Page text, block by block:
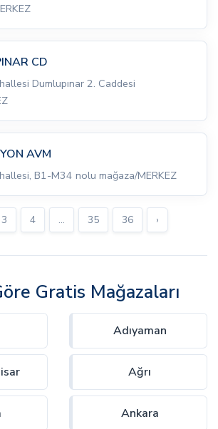
CD
Dumlupınar 2. Caddesi
AVM
B1-M34 nolu mağaza/MERKEZ
3 4 ... 35 36 ›
Gratis Mağazaları
Adıyaman
Ağrı
Ankara